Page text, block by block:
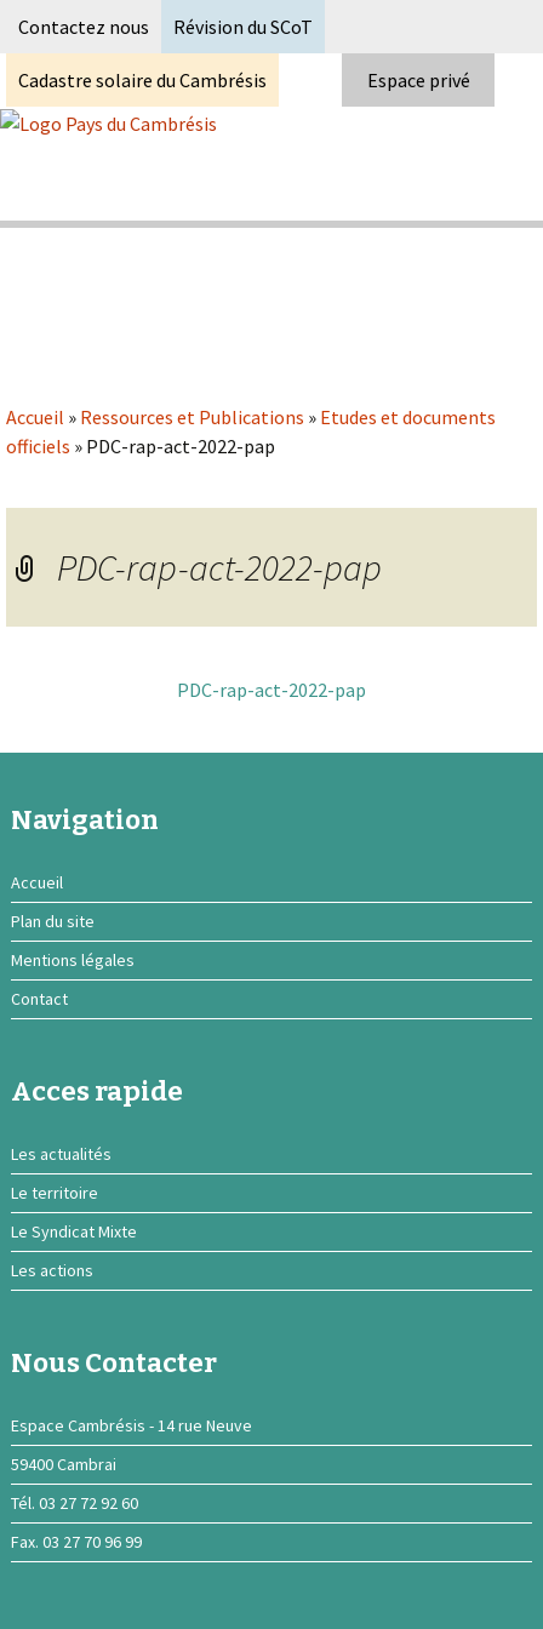
Contactez nous Révision du SCoT
Cadastre solaire du Cambrésis Espace privé
Accueil » Ressources et Publications » Etudes et documents
officiels » PDC-rap-act-2022-pap
PDC-rap-act-2022-pap
PDC-rap-act-2022-pap
Navigation
Accueil
Plan du site
Mentions légales
Contact
Acces rapide
Les actualités
Le territoire
Le Syndicat Mixte
Les actions
Nous Contacter
Espace Cambrésis - 14 rue Neuve
59400 Cambrai
Tél. 03 27 72 92 60
Fax. 03 27 70 96 99